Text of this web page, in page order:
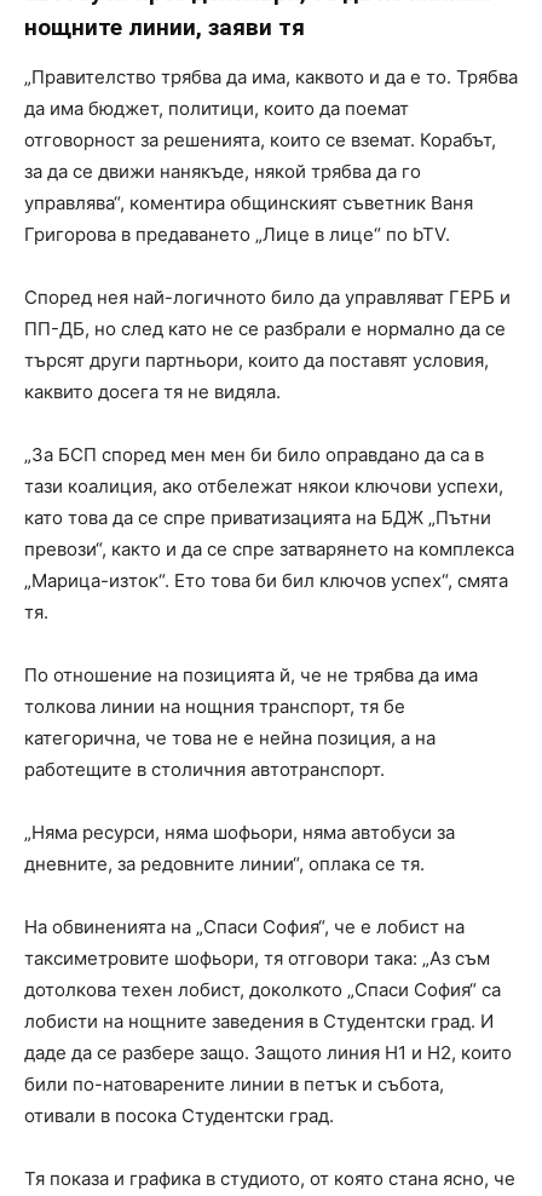
нощните линии, заяви тя
„Правителство трябва да има, каквото и да е то. Трябва
да има бюджет, политици, които да поемат
отговорност за решенията, които се вземат. Корабът,
за да се движи нанякъде, някой трябва да го
управлява“, коментира общинският съветник Ваня
Григорова в предаването „Лице в лице“ по bTV.
Според нея най-логичното било да управляват ГЕРБ и
ПП-ДБ, но след като не се разбрали е нормално да се
търсят други партньори, които да поставят условия,
каквито досега тя не видяла.
„За БСП според мен мен би било оправдано да са в
тази коалиция, ако отбележат някои ключови успехи,
като това да се спре приватизацията на БДЖ „Пътни
превози“, както и да се спре затварянето на комплекса
„Марица-изток“. Ето това би бил ключов успех“, смята
тя.
По отношение на позицията й, че не трябва да има
толкова линии на нощния транспорт, тя бе
категорична, че това не е нейна позиция, а на
работещите в столичния автотранспорт.
„Няма ресурси, няма шофьори, няма автобуси за
дневните, за редовните линии“, оплака се тя.
На обвиненията на „Спаси София“, че е лобист на
таксиметровите шофьори, тя отговори така: „Аз съм
дотолкова техен лобист, доколкото „Спаси София“ са
лобисти на нощните заведения в Студентски град. И
даде да се разбере защо. Защото линия Н1 и Н2, които
били по-натоварените линии в петък и събота,
отивали в посока Студентски град.
Тя показа и графика в студиото, от която стана ясно, че